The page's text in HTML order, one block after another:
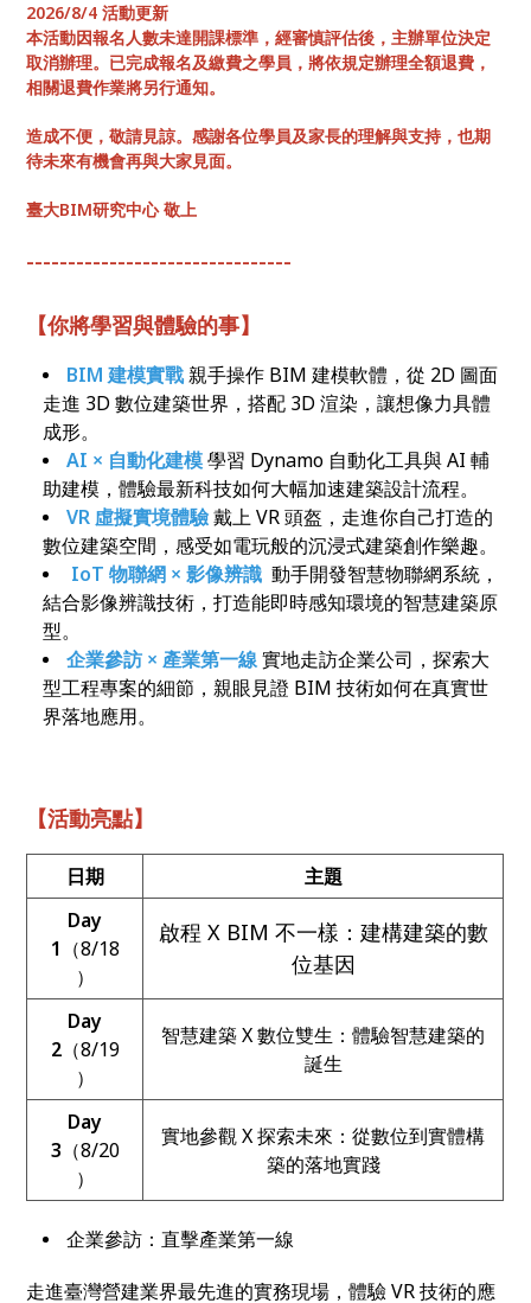
2026/8/4 活動更新
本活動因報名人數未達開課標準，經審慎評估後，主辦單位決定
取消辦理。已完成報名及繳費之學員，將依規定辦理全額退費，
相關退費作業將另行通知。
造成不便，敬請見諒。感謝各位學員及家長的理解與支持，也期
待未來有機會再與大家見面。
臺大BIM研究中心 敬上
--------------------------------
【你將學習與體驗的事】
BIM 建模實戰親手操作 BIM 建模軟體，從 2D 圖面
走進 3D 數位建築世界，搭配 3D 渲染，讓想像力具體
成形。
AI × 自動化建模學習 Dynamo 自動化工具與 AI 輔
助建模，體驗最新科技如何大幅加速建築設計流程。
VR 虛擬實境體驗戴上 VR 頭盔，走進你自己打造的
數位建築空間，感受如電玩般的沉浸式建築創作樂趣。
IoT 物聯網 × 影像辨識 動手開發智慧物聯網系統，
結合影像辨識技術，打造能即時感知環境的智慧建築原
型。
企業參訪 × 產業第一線實地走訪企業公司，探索大
型工程專案的細節，親眼見證 BIM 技術如何在真實世
界落地應用。
【活動亮點】
日期
主題
Day
1 （8/18
）
啟程 X BIM 不一樣：建構建築的數
位基因
Day
2（8/19
）
智慧建築 X 數位雙生：體驗智慧建築的
誕生
Day
3 （8/20
）
實地參觀 X 探索未來：從數位到實體構
築的落地實踐
企業參訪：直擊產業第一線
走進臺灣營建業界最先進的實務現場，體驗 VR 技術的應